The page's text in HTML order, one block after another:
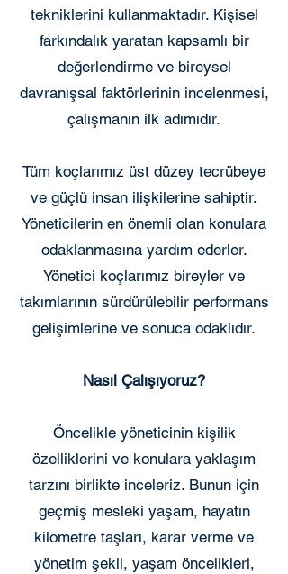
tekniklerini kullanmaktadır. Kişisel
farkındalık yaratan kapsamlı bir
değerlendirme ve bireysel
davranışsal faktörlerinin incelenmesi,
çalışmanın ilk adımıdır.
Tüm koçlarımız üst düzey tecrübeye
ve güçlü insan ilişkilerine sahiptir.
Yöneticilerin en önemli olan konulara
odaklanmasına yardım ederler.
Yönetici koçlarımız bireyler ve
takımlarının sürdürülebilir performans
gelişimlerine ve sonuca odaklıdır.
Nasıl Çalışıyoruz?
Öncelikle yöneticinin kişilik
özelliklerini ve konulara yaklaşım
tarzını birlikte inceleriz. Bunun için
geçmiş mesleki yaşam, hayatın
kilometre taşları, karar verme ve
yönetim şekli, yaşam öncelikleri,